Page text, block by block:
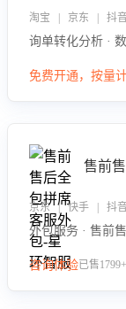
淘宝 | 京东 | 抖
询单转化分析 ·
免费开通，按量
售前
京东 | 快手 | 抖
外包服务 · 售前
咨询体验已售1799+